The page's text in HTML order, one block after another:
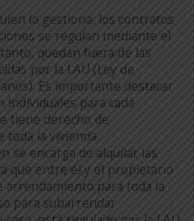
lo gestiona, los contratos
se regulan mediante el
quedan fuera de las
por la LAU (Ley de
Es importante destacar
individuales para cada
tiene derecho de
la vivienda.
se encarga de alquilar las
que entre él y el propietario
arrendamiento para toda la
para subarrendar